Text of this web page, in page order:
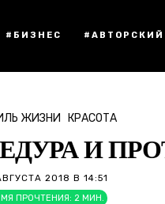
#БИЗНЕС #АВТОРСКИЙ
ЖИЗНИ КРАСОТА
И
2018 В 14:51
ПРОЧТЕНИЯ: 2 МИН.